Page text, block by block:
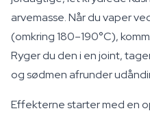
arvemasse. Når du vaper
(omkring 180–190°C),
Ryger du den i en joint,
og sødmen afrunder
Effekterne starter med en